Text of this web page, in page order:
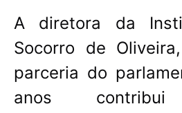
A diretora da
Socorro de
parceria do
anos